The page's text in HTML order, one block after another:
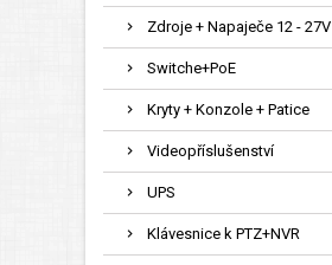
Zdroje + Napaječe 12 - 27V
Switche+PoE
Kryty + Konzole + Patice
Videopříslušenství
UPS
Klávesnice k PTZ+NVR